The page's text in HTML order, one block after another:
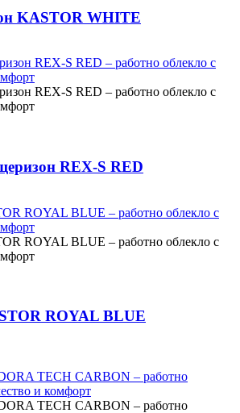
KASTOR WHITE
REX-S RED
ROYAL BLUE